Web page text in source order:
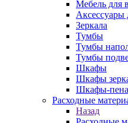
Мебель для
Аксессуары
Зеркала
Тумбы
Тумбы
Тумбы
Шкафы
Шкафы
Шкафы-
Расходные
Назад